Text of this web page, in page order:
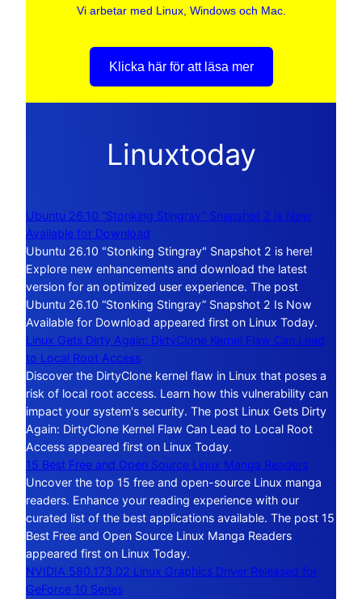
Vi arbetar med Linux, Windows och Mac.
Klicka här för att läsa mer
Linuxtoday
Ubuntu 26.10 “Stonking Stingray” Snapshot 2 Is Now
Available for Download
Ubuntu 26.10 "Stonking Stingray" Snapshot 2 is here!
Explore new enhancements and download the latest
version for an optimized user experience. The post
Ubuntu 26.10 “Stonking Stingray” Snapshot 2 Is Now
Available for Download appeared first on Linux Today.
Linux Gets Dirty Again: DirtyClone Kernel Flaw Can Lead
to Local Root Access
Discover the DirtyClone kernel flaw in Linux that poses a
risk of local root access. Learn how this vulnerability can
impact your system's security. The post Linux Gets Dirty
Again: DirtyClone Kernel Flaw Can Lead to Local Root
Access appeared first on Linux Today.
15 Best Free and Open Source Linux Manga Readers
Uncover the top 15 free and open-source Linux manga
readers. Enhance your reading experience with our
curated list of the best applications available. The post 15
Best Free and Open Source Linux Manga Readers
appeared first on Linux Today.
NVIDIA 580.173.02 Linux Graphics Driver Released for
GeForce 10 Series